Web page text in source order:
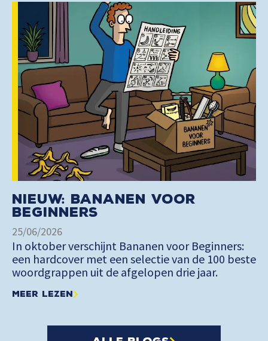
Nieuw: Bananen voor
Beginners
25/06/2026
In oktober verschijnt Bananen voor Beginners:
een hardcover met een selectie van de 100 beste
woordgrappen uit de afgelopen drie jaar.
Meer lezen